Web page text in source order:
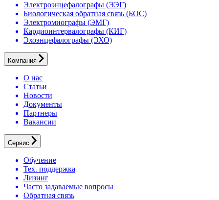
Электроэнцефалографы (ЭЭГ)
Биологическая обратная связь (БОС)
Электромиографы (ЭМГ)
Кардиоинтервалографы (КИГ)
Эхоэнцефалографы (ЭХО)
Компания
О нас
Статьи
Новости
Документы
Партнеры
Вакансии
Сервис
Обучение
Тех. поддержка
Лизинг
Часто задаваемые вопросы
Обратная связь